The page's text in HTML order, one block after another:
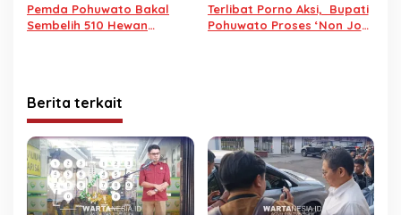
Pemda Pohuwato Bakal
Sembelih 510 Hewan
Terlibat Porno Aksi, Bupati
Pohuwato Proses ‘Non Job’
Berita terkait